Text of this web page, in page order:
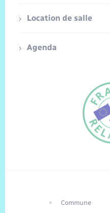
Location de salle
Agenda
Commune